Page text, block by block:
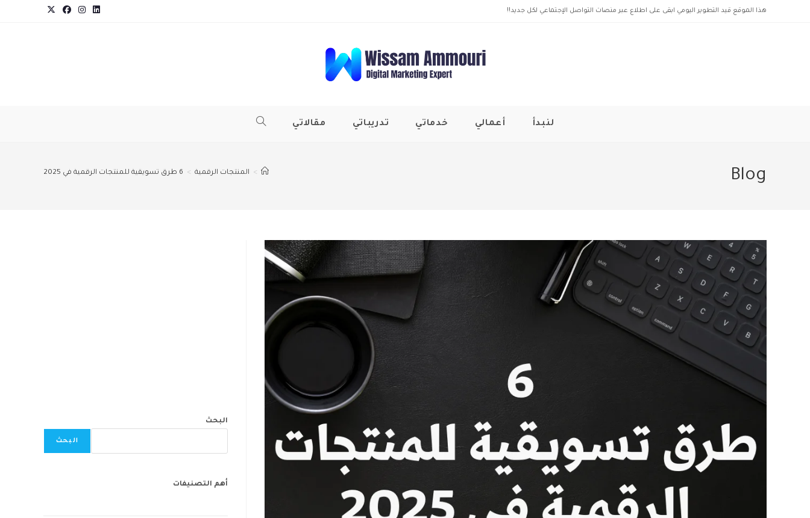
هذا الموقع قيد التطوير اليومي ابقى على اطلاع عبر منصات التواصل الإجتماعي لكل جديد!!
لنبدأ أعمالي خدماتي تدريباتي مقالاتي TOGGLE
Blog
> المنتجات الرقمية > 6 طرق تسويقية للمنتجات الرقمية في 2025
البحث
البحث
أهم التصنيفات